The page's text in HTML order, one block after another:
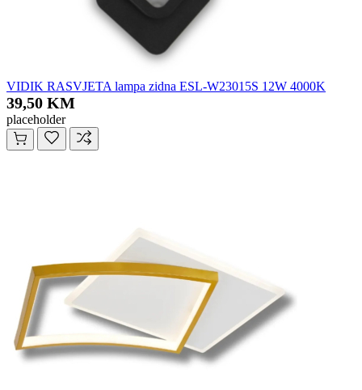
VIDIK RASVJETA lampa zidna ESL-W23015S 12W 4000K
39,50 KM
placeholder